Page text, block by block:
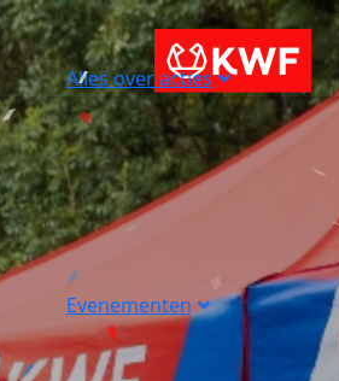
Alles over acties
Evenementen